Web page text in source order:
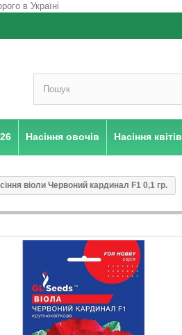
Насіння овочів Насіння квітів
віоли Червоний кардинал F1 0,1 гр.